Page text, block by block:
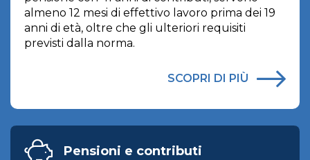
almeno 12 mesi di effettivo lavoro prima dei 19
anni di età, oltre che gli ulteriori requisiti
previsti dalla norma.
SCOPRI DI PIÙ
Pensioni e contributi